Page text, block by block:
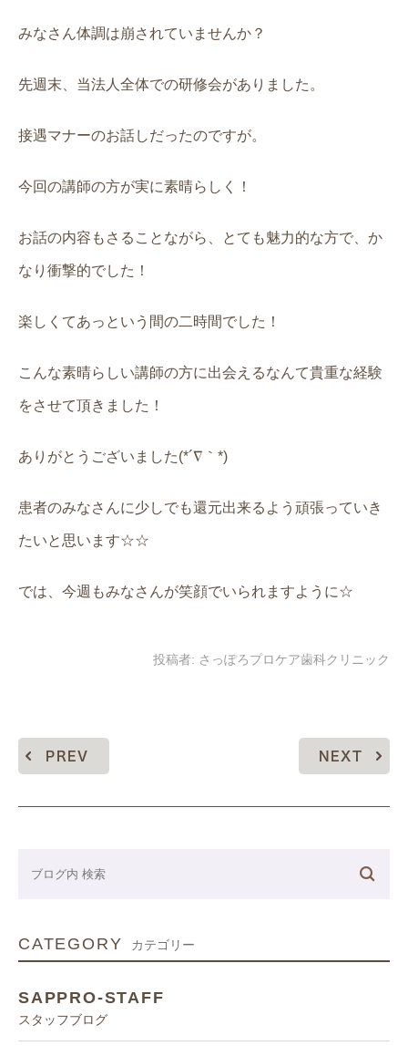
みなさん体調は崩されていませんか？
先週末、当法人全体での研修会がありました。
接遇マナーのお話しだったのですが。
今回の講師の方が実に素晴らしく！
お話の内容もさることながら、とても魅力的な方で、か
なり衝撃的でした！
楽しくてあっという間の二時間でした！
こんな素晴らしい講師の方に出会えるなんて貴重な経験
をさせて頂きました！
ありがとうございました(*´∇｀*)
患者のみなさんに少しでも還元出来るよう頑張っていき
たいと思います☆☆
では、今週もみなさんが笑顔でいられますように☆
投稿者: さっぽろプロケア歯科クリニック
PREV NEXT
CATEGORY カテゴリー
SAPPRO-STAFF
スタッフブログ